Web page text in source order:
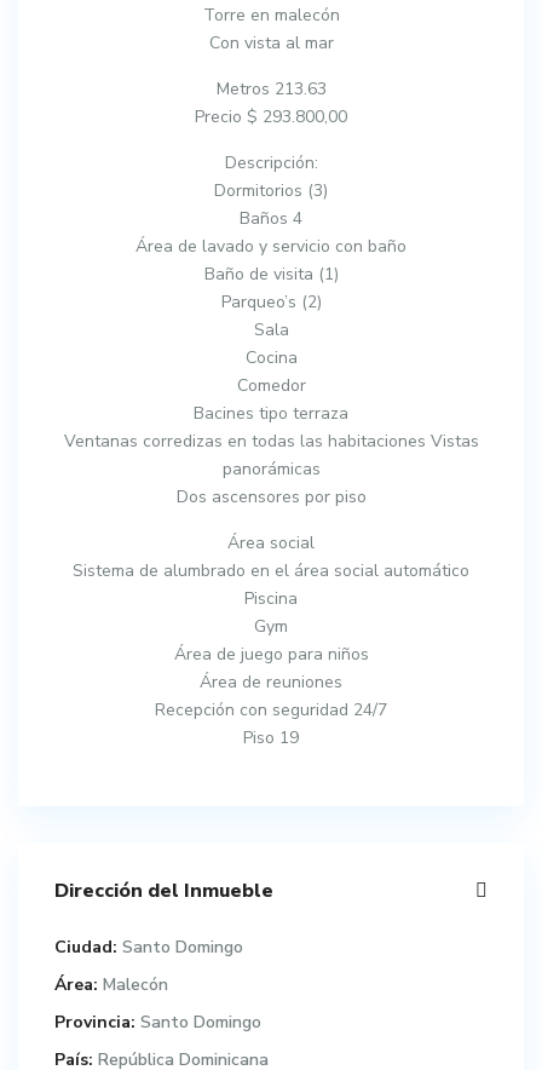
Torre en malecón
Con vista al mar
Metros 213.63
Precio $ 293.800,00
Descripción:
Dormitorios (3)
Baños 4
Área de lavado y servicio con baño
Baño de visita (1)
Parqueo’s (2)
Sala
Cocina
Comedor
Bacines tipo terraza
Ventanas corredizas en todas las habitaciones Vistas
panorámicas
Dos ascensores por piso
Área social
Sistema de alumbrado en el área social automático
Piscina
Gym
Área de juego para niños
Área de reuniones
Recepción con seguridad 24/7
Piso 19
Dirección del Inmueble
Ciudad: Santo Domingo
Área: Malecón
Provincia: Santo Domingo
País: República Dominicana